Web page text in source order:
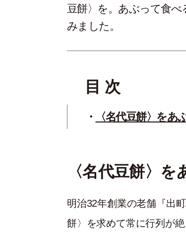
豆餅〉を。あぶって食
みました。
目 次
〈名代豆餅〉をあ
〈名代豆餅〉
明治32年創業の老舗『出
餅〉を求めて常に行列が